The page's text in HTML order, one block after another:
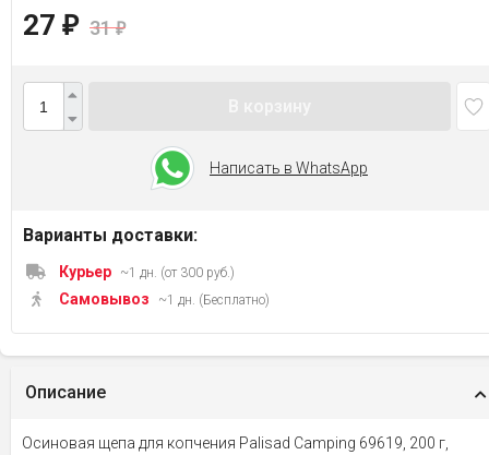
27 ₽ 31₽
Написать в WhatsApp
Варианты доставки:
Курьер ~1 дн. (от 300 руб.)
Самовывоз ~1 дн. (Бесплатно)
Описание
Осиновая щепа для копчения Palisad Camping 69619, 200 г,